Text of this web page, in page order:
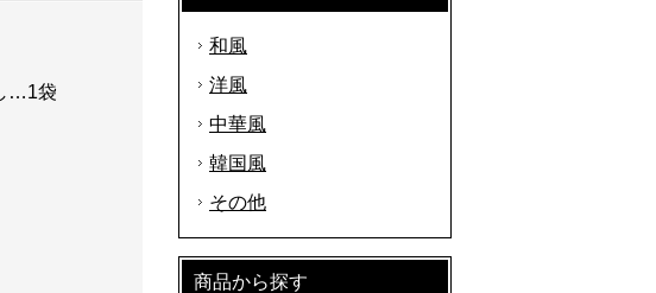
…1袋
和風
洋風
中華風
韓国風
その他
商品から探す